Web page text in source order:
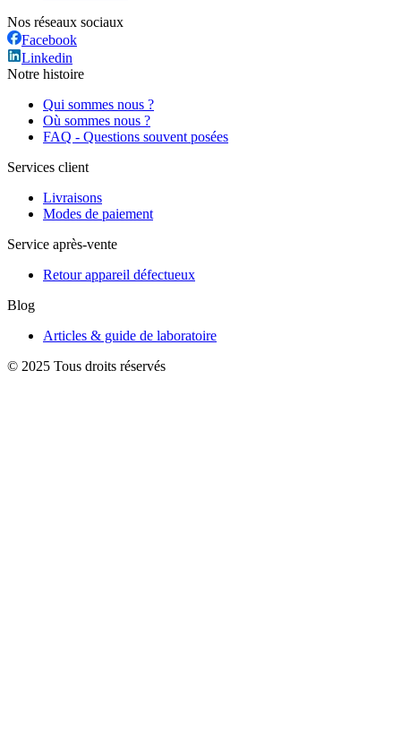
Nos réseaux sociaux
Facebook
Linkedin
Notre histoire
Qui sommes nous ?
Où sommes nous ?
FAQ - Questions souvent posées
Services client
Livraisons
Modes de paiement
Service après-vente
Retour appareil défectueux
Blog
Articles & guide de laboratoire
© 2025 Tous droits réservés